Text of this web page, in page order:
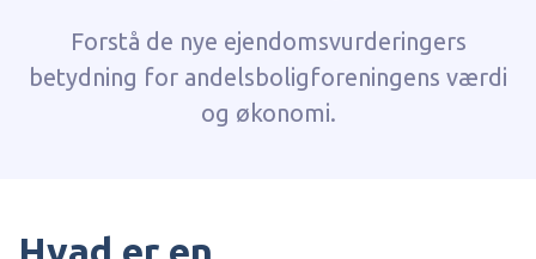
Forstå de nye ejendomsvurderingers
betydning for andelsboligforeningens værdi
og økonomi.